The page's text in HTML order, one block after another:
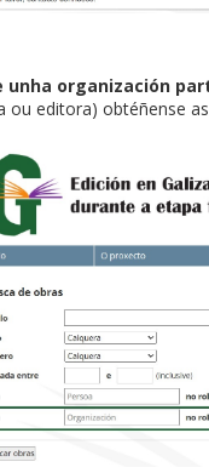
unha organización
editora) obtéñense